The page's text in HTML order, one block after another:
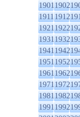
19011902
19111912
19211922
19311932
19411942
19511952
19611962
19711972
19811982
19911992